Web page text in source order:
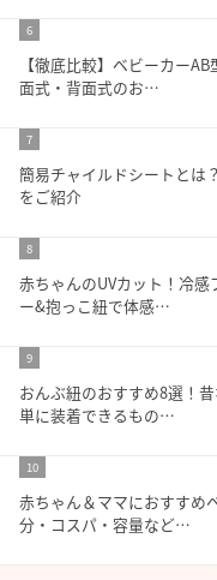
6
【徹底比較】ベビーカー
面式・背面式のお…
7
簡易チャイルドシートとは
をご紹介
8
赤ちゃんのUVカット！冷
ー&抱っこ紐で体感…
9
おんぶ紐のおすすめ8選！
単に装着できるもの…
10
赤ちゃん＆ママにおすすめ
分・コスパ・容量など…